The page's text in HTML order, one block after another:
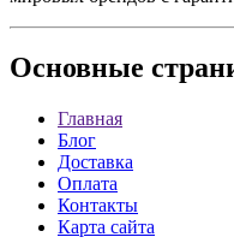
Основные
Главная
Блог
Доставка
Оплата
Контакты
Карта сайта